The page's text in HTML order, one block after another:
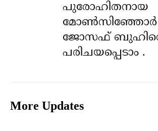
പുരോഹിതനായ
മോൺസിഞ്ഞോർ
ജോസഫ്
പരിചയപ്പെടാം .
More Updates